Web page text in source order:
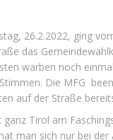
26.2.2022, ging
das
warben noch
Die MFG
auf der Straße
Tirol am
man sich nur bei